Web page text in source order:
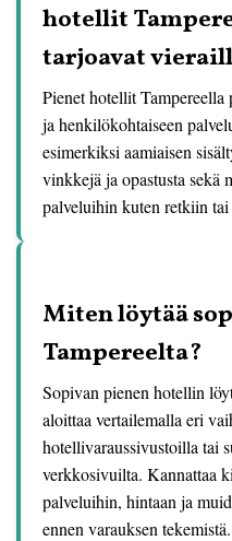
hotellit
tarjoavat
Pienet hotellit Tampereella
ja henkilökohtaiseen
esimerkiksi aamiaisen
vinkkejä ja opastusta sekä
palveluihin kuten retkiin
Miten löytää
Tampereelta?
Sopivan pienen hotellin
aloittaa vertailemalla eri
hotellivaraussivustoilla tai
verkkosivuilta. Kannattaa
palveluihin, hintaan ja
ennen varauksen tekemistä.